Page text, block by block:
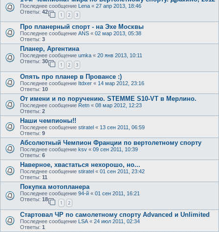
Последнее сообщение Lena « 27 апр 2013, 18:46
Ответы: 42
1 2 3
Про планерный спорт - на Эхе Москвы
Последнее сообщение ANS « 02 мар 2013, 05:38
Ответы: 3
Планер, Аргентина
Последнее сообщение umka « 20 янв 2013, 10:11
Ответы: 30
1 2 3
Опять про планер в Провансе :)
Последнее сообщение Itdxer « 14 мар 2012, 23:16
Ответы: 10
От имени и по поручению. STEMME S10-VT в Мерлино.
Последнее сообщение Retn « 08 мар 2012, 12:23
Ответы: 2
Наши чемпионы!!
Последнее сообщение stiratel « 13 сен 2011, 06:59
Ответы: 9
Абсолютный Чемпион Франции по вертолетному спорту
Последнее сообщение ksv « 09 сен 2011, 10:39
Ответы: 6
Наверное, хвастаться нехорошо, но...
Последнее сообщение stiratel « 01 сен 2011, 23:42
Ответы: 11
Покупка мотопланера
Последнее сообщение 94-й « 01 сен 2011, 16:21
Ответы: 18
1 2
Стартовал ЧР по самолетному спорту Advanced и Unlimited
Последнее сообщение LSA « 24 июл 2011, 02:34
Ответы: 1